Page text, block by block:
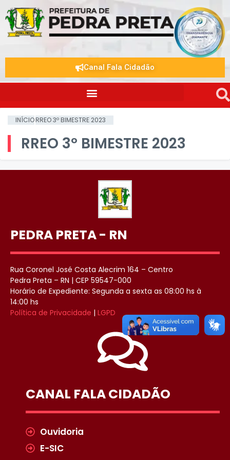
Canal Fala Cidadão
INÍCIORREO 3º BIMESTRE 2023
RREO 3º BIMESTRE 2023
PEDRA PRETA - RN
Rua Coronel José Costa Alecrim 164 – Centro
Pedra Preta – RN | CEP 59547-000
Horário de Expediente: Segunda a sexta as 08:00 hs à
14:00 hs
Política de Privacidade | LGPD
CANAL FALA CIDADÃO
Ouvidoria
E-SIC